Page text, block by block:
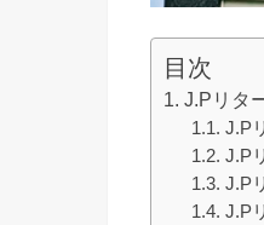
目次
J.Pリタ
J.P
J.P
J.P
J.P